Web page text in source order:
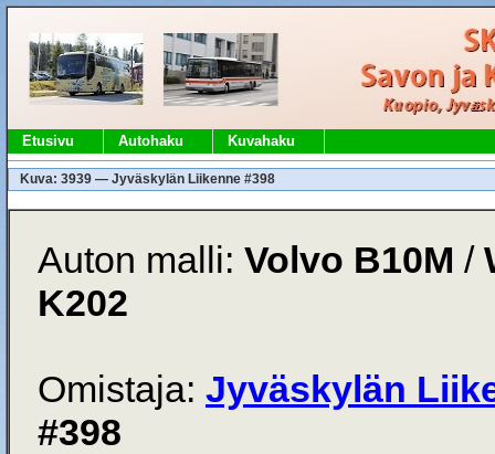
Etusivu Autohaku Kuvahaku
Kuva: 3939 — Jyväskylän Liikenne #398
Auton malli: Volvo B10M /
K202
Omistaja: Jyväskylän
#398